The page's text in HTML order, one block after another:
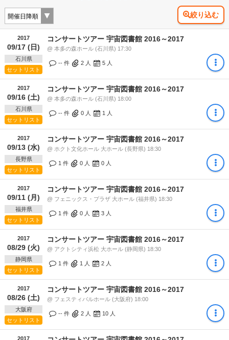
絞り込む
2017
09/17 (日)
石川県
セットリスト
コンサートツアー 宇宙図書館 2016～2017
@ 本多の森ホール (石川県) 17:30
-- 件 2 人 5 人
2017
09/16 (土)
石川県
セットリスト
コンサートツアー 宇宙図書館 2016～2017
@ 本多の森ホール (石川県) 18:00
-- 件 0 人 1 人
2017
09/13 (水)
長野県
セットリスト
コンサートツアー 宇宙図書館 2016～2017
@ ホクト文化ホール 大ホール (長野県) 18:30
1 件 0 人 0 人
2017
09/11 (月)
福井県
セットリスト
コンサートツアー 宇宙図書館 2016～2017
@ フェニックス・プラザ 大ホール (福井県) 18:30
1 件 0 人 3 人
2017
08/29 (火)
静岡県
セットリスト
コンサートツアー 宇宙図書館 2016～2017
@ アクトシティ浜松 大ホール (静岡県) 18:30
1 件 1 人 2 人
2017
08/26 (土)
大阪府
セットリスト
コンサートツアー 宇宙図書館 2016～2017
@ フェスティバルホール (大阪府) 18:00
-- 件 2 人 10 人
2017